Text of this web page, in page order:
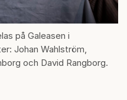
på Galeasen i
Johan Wahlström,
och David Rangborg.